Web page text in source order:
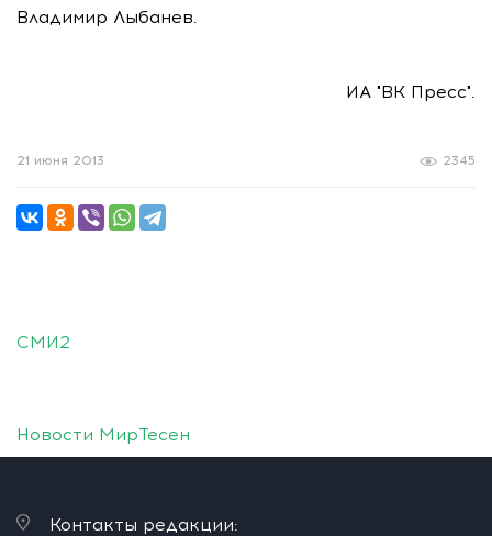
Владимир Лыбанев.
ИА "ВК Пресс".
2345
21 июня 2013
СМИ2
Новости МирТесен
Контакты редакции: